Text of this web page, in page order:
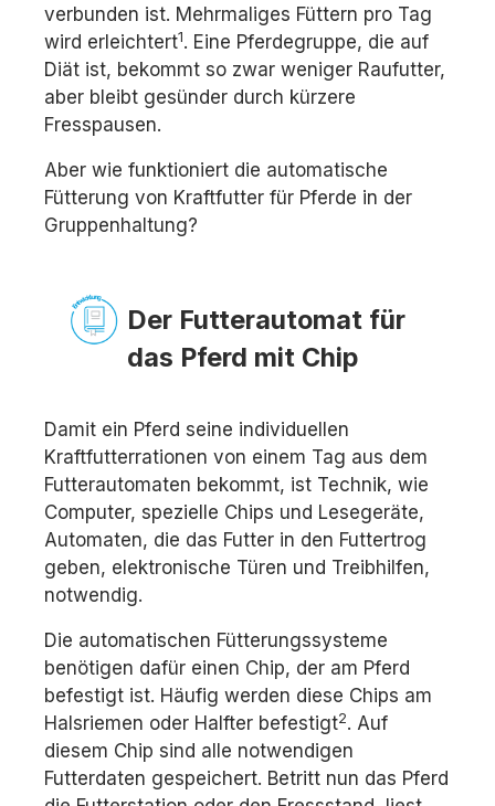
verbunden ist. Mehrmaliges Füttern pro Tag
wird erleichtert1. Eine Pferdegruppe, die auf
Diät ist, bekommt so zwar weniger Raufutter,
aber bleibt gesünder durch kürzere
Fresspausen.
Aber wie funktioniert die automatische
Fütterung von Kraftfutter für Pferde in der
Gruppenhaltung?
Der Futterautomat für
das Pferd mit Chip
Damit ein Pferd seine individuellen
Kraftfutterrationen von einem Tag aus dem
Futterautomaten bekommt, ist Technik, wie
Computer, spezielle Chips und Lesegeräte,
Automaten, die das Futter in den Futtertrog
geben, elektronische Türen und Treibhilfen,
notwendig.
Die automatischen Fütterungssysteme
benötigen dafür einen Chip, der am Pferd
befestigt ist. Häufig werden diese Chips am
Halsriemen oder Halfter befestigt2. Auf
diesem Chip sind alle notwendigen
Futterdaten gespeichert. Betritt nun das Pferd